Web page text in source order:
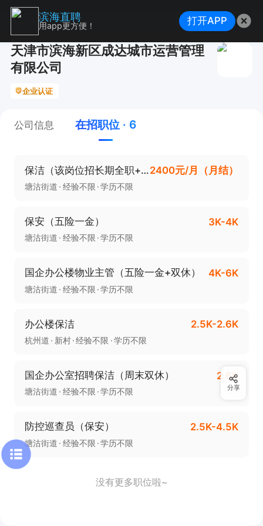
天津市滨海新区成达城市运营管理
有限公司
企业认证
公司信息 在招职位 · 6
保洁（该岗位招长期全职+周末双休）2400元/月（月结）
塘沽街道 经验不限 学历不限
保安（五险一金） 3K-4K
塘沽街道 经验不限 学历不限
国企办公楼物业主管（五险一金+双休） 4K-6K
塘沽街道 经验不限 学历不限
办公楼保洁 2.5K-2.6K
杭州道 新村 经验不限 学历不限
国企办公室招聘保洁（周末双休） 2.6K
塘沽街道 经验不限 学历不限
防控巡查员（保安） 2.5K-4.5K
塘沽街道 经验不限 学历不限
没有更多职位啦~
分享
滨海直聘
用app更方便！ 打开APP